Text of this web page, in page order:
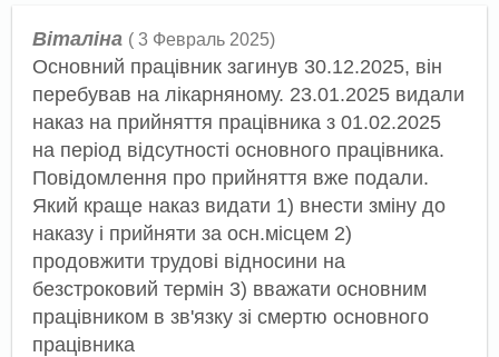
Віталіна ( 3 Февраль 2025)
Основний працівник загинув 30.12.2025, він
перебував на лікарняному. 23.01.2025 видали
наказ на прийняття працівника з 01.02.2025
на період відсутності основного працівника.
Повідомлення про прийняття вже подали.
Який краще наказ видати 1) внести зміну до
наказу і прийняти за осн.місцем 2)
продовжити трудові відносини на
безстроковий термін 3) вважати основним
працівником в зв'язку зі смертю основного
працівника